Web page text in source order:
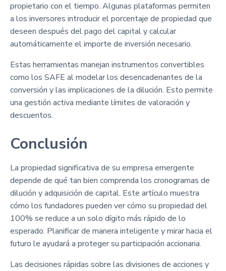
propietario con el tiempo. Algunas plataformas permiten
a los inversores introducir el porcentaje de propiedad que
deseen después del pago del capital y calcular
automáticamente el importe de inversión necesario.
Estas herramientas manejan instrumentos convertibles
como los SAFE al modelar los desencadenantes de la
conversión y las implicaciones de la dilución. Esto permite
una gestión activa mediante límites de valoración y
descuentos.
Conclusión
La propiedad significativa de su empresa emergente
depende de qué tan bien comprenda los cronogramas de
dilución y adquisición de capital. Este artículo muestra
cómo los fundadores pueden ver cómo su propiedad del
100% se reduce a un solo dígito más rápido de lo
esperado. Planificar de manera inteligente y mirar hacia el
futuro le ayudará a proteger su participación accionaria.
Las decisiones rápidas sobre las divisiones de acciones y